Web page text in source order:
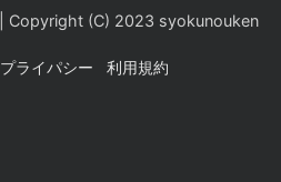
| Copyright (C) 2023 syokunouken
プライパシー 利用規約